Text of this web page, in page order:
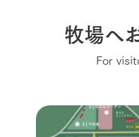
牧場へ
For